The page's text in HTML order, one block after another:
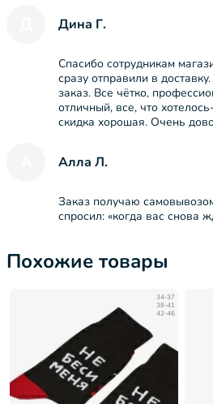
Дина Г.
Спасибо сотрудникам
сразу отправили в
заказ. Все чётко,
отличный, все, что
скидка хорошая. Очень
Алла Л.
Заказ получаю
спросил: «когда вас снова
Похожие товары
34-37
38-41
42-46